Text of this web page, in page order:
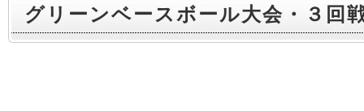
グリーンベースボール大会・３回